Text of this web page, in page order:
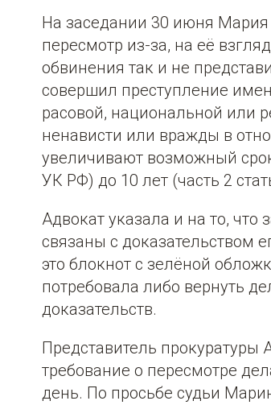
На заседании 30 июня
пересмотр из-за, на её
обвинения так и не
совершил преступление
расовой, национальной или
ненависти или вражды в
увеличивают возможный
УК РФ) до 10 лет (часть 2
Адвокат указала и на то,
связаны с доказательством
это блокнот с зелёной
потребовала либо вернуть
доказательств.
Представитель прокуратуры
требование о пересмотре
день. По просьбе судьи